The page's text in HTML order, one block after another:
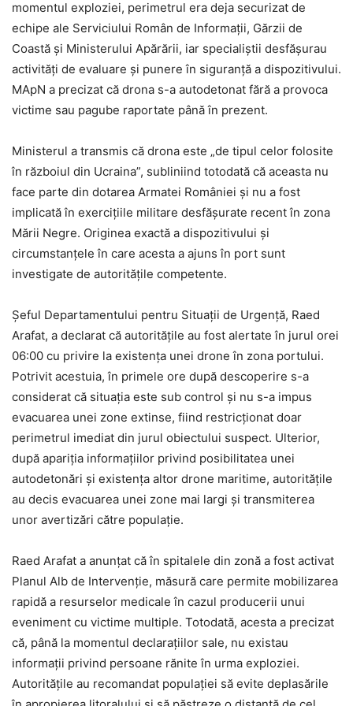
momentul exploziei, perimetrul era deja securizat de
echipe ale Serviciului Român de Informații, Gărzii de
Coastă și Ministerului Apărării, iar specialiștii desfășurau
activități de evaluare și punere în siguranță a dispozitivului.
MApN a precizat că drona s-a autodetonat fără a provoca
victime sau pagube raportate până în prezent.
Ministerul a transmis că drona este „de tipul celor folosite
în războiul din Ucraina”, subliniind totodată că aceasta nu
face parte din dotarea Armatei României și nu a fost
implicată în exercițiile militare desfășurate recent în zona
Mării Negre. Originea exactă a dispozitivului și
circumstanțele în care acesta a ajuns în port sunt
investigate de autoritățile competente.
Șeful Departamentului pentru Situații de Urgență, Raed
Arafat, a declarat că autoritățile au fost alertate în jurul orei
06:00 cu privire la existența unei drone în zona portului.
Potrivit acestuia, în primele ore după descoperire s-a
considerat că situația este sub control și nu s-a impus
evacuarea unei zone extinse, fiind restricționat doar
perimetrul imediat din jurul obiectului suspect. Ulterior,
după apariția informațiilor privind posibilitatea unei
autodetonări și existența altor drone maritime, autoritățile
au decis evacuarea unei zone mai largi și transmiterea
unor avertizări către populație.
Raed Arafat a anunțat că în spitalele din zonă a fost activat
Planul Alb de Intervenție, măsură care permite mobilizarea
rapidă a resurselor medicale în cazul producerii unui
eveniment cu victime multiple. Totodată, acesta a precizat
că, până la momentul declarațiilor sale, nu existau
informații privind persoane rănite în urma exploziei.
Autoritățile au recomandat populației să evite deplasările